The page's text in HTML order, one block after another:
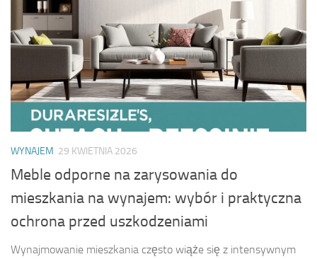
WYNAJEM 29 KWIETNIA 2026
Meble odporne na zarysowania do
mieszkania na wynajem: wybór i praktyczna
ochrona przed uszkodzeniami
Wynajmowanie mieszkania często wiąże się z intensywnym